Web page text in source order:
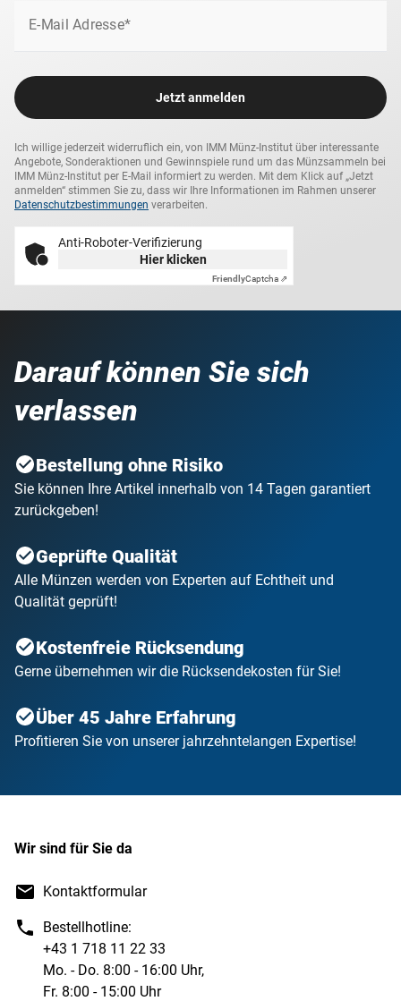
E-Mail Adresse*
Jetzt anmelden
Ich willige jederzeit widerruflich ein, von IMM Münz-Institut über interessante
Angebote, Sonderaktionen und Gewinnspiele rund um das Münzsammeln bei
IMM Münz-Institut per E-Mail informiert zu werden. Mit dem Klick auf „Jetzt
anmelden“ stimmen Sie zu, dass wir Ihre Informationen im Rahmen unserer
Datenschutzbestimmungen verarbeiten.
Anti-Roboter-Verifizierung
Hier klicken
FriendlyCaptcha ⇗
Darauf können Sie sich
verlassen
Bestellung ohne Risiko
Sie können Ihre Artikel innerhalb von 14 Tagen garantiert
zurückgeben!
Geprüfte Qualität
Alle Münzen werden von Experten auf Echtheit und
Qualität geprüft!
Kostenfreie Rücksendung
Gerne übernehmen wir die Rücksendekosten für Sie!
Über 45 Jahre Erfahrung
Profitieren Sie von unserer jahrzehntelangen Expertise!
Wir sind für Sie da
Kontaktformular
Bestellhotline:
+43 1 718 11 22 33
Mo. - Do. 8:00 - 16:00 Uhr,
Fr. 8:00 - 15:00 Uhr